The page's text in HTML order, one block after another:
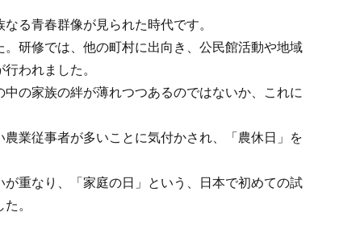
る青春群像が見られた時代です。
研修では、他の町村に出向き、公民館活動や地域
われました。
の家族の絆が薄れつつあるのではないか、これに
業従事者が多いことに気付かされ、「農休日」を
重なり、「家庭の日」という、日本で初めての試
。